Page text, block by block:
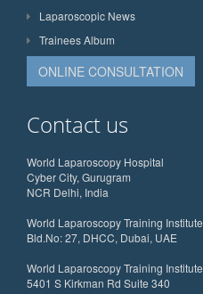
Laparoscopic News
Trainees Album
ONLINE CONSULTATION
Contact us
World Laparoscopy Hospital
Cyber City, Gurugram
NCR Delhi, India
World Laparoscopy Training Institute
Bld.No: 27, DHCC, Dubai, UAE
World Laparoscopy Training Institute
5401 S Kirkman Rd Suite 340